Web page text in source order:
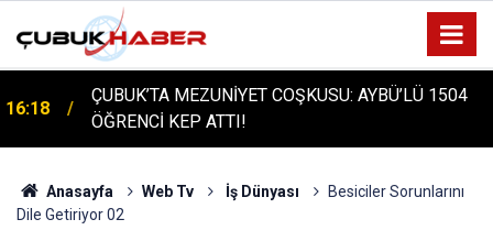
16:14
ÇUBUK'TA TARİHİ GÜN: PROTÜRK PLAZMA
FRAKSİNASYON TESİSİ'NİN TEMELİ ATILDI
Anasayfa Web Tv İş Dünyası
Besiciler Sorunlarını
Dile Getiriyor 02